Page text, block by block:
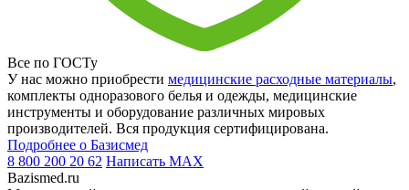
Все по ГОСТу
У нас можно приобрести медицинские расходные материалы,
комплекты одноразового белья и одежды, медицинские
инструменты и оборудование различных мировых
производителей. Вся продукция сертифицирована.
Подробнее о Базисмед
8 800 200 20 62 Написать MAX
Bazismed.ru